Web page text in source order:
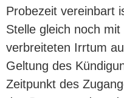
Probezeit vereinbart
Stelle gleich noch
verbreiteten Irrtum
Geltung des
Zeitpunkt des